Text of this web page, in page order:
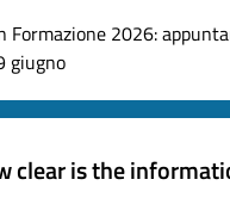
Formazione 2026:
giugno
clear is the